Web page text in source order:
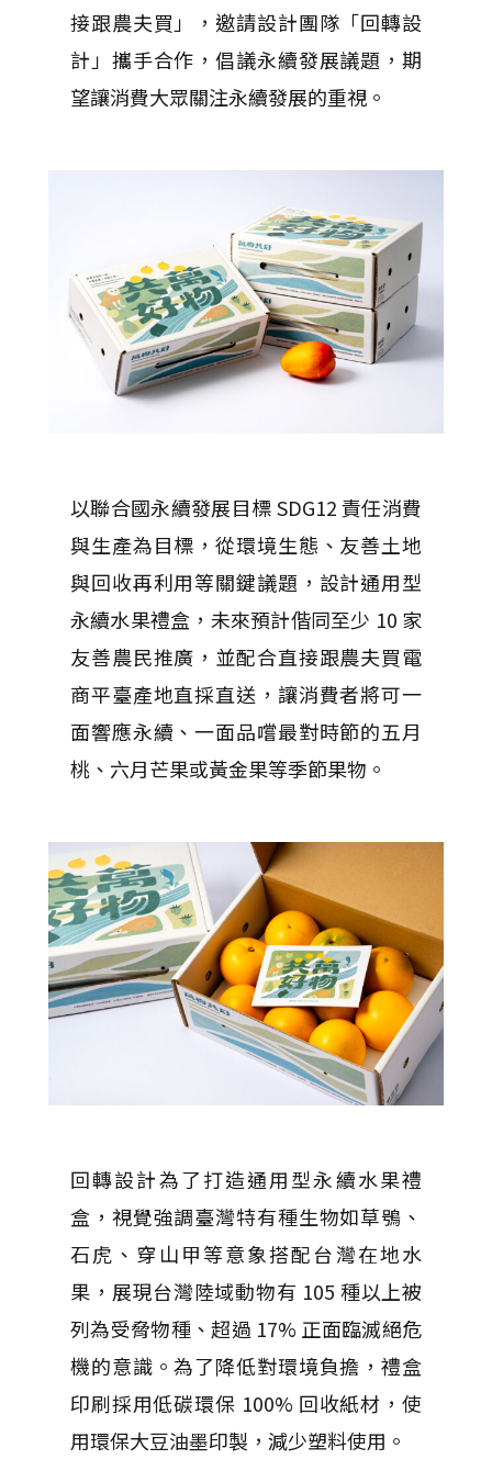
接跟農夫買」，邀請設計團隊「回轉設
計」攜手合作，倡議永續發展議題，期
望讓消費大眾關注永續發展的重視。
以聯合國永續發展目標 SDG12 責任消費
與生產為目標，從環境生態、友善土地
與回收再利用等關鍵議題，設計通用型
永續水果禮盒，未來預計偕同至少 10 家
友善農民推廣，並配合直接跟農夫買電
商平臺產地直採直送，讓消費者將可一
面響應永續、一面品嚐最對時節的五月
桃、六月芒果或黃金果等季節果物。
回轉設計為了打造通用型永續水果禮
盒，視覺強調臺灣特有種生物如草鴞、
石虎、穿山甲等意象搭配台灣在地水
果，展現台灣陸域動物有 105 種以上被
列為受脅物種、超過 17% 正面臨滅絕危
機的意識。為了降低對環境負擔，禮盒
印刷採用低碳環保 100% 回收紙材，使
用環保大豆油墨印製，減少塑料使用。